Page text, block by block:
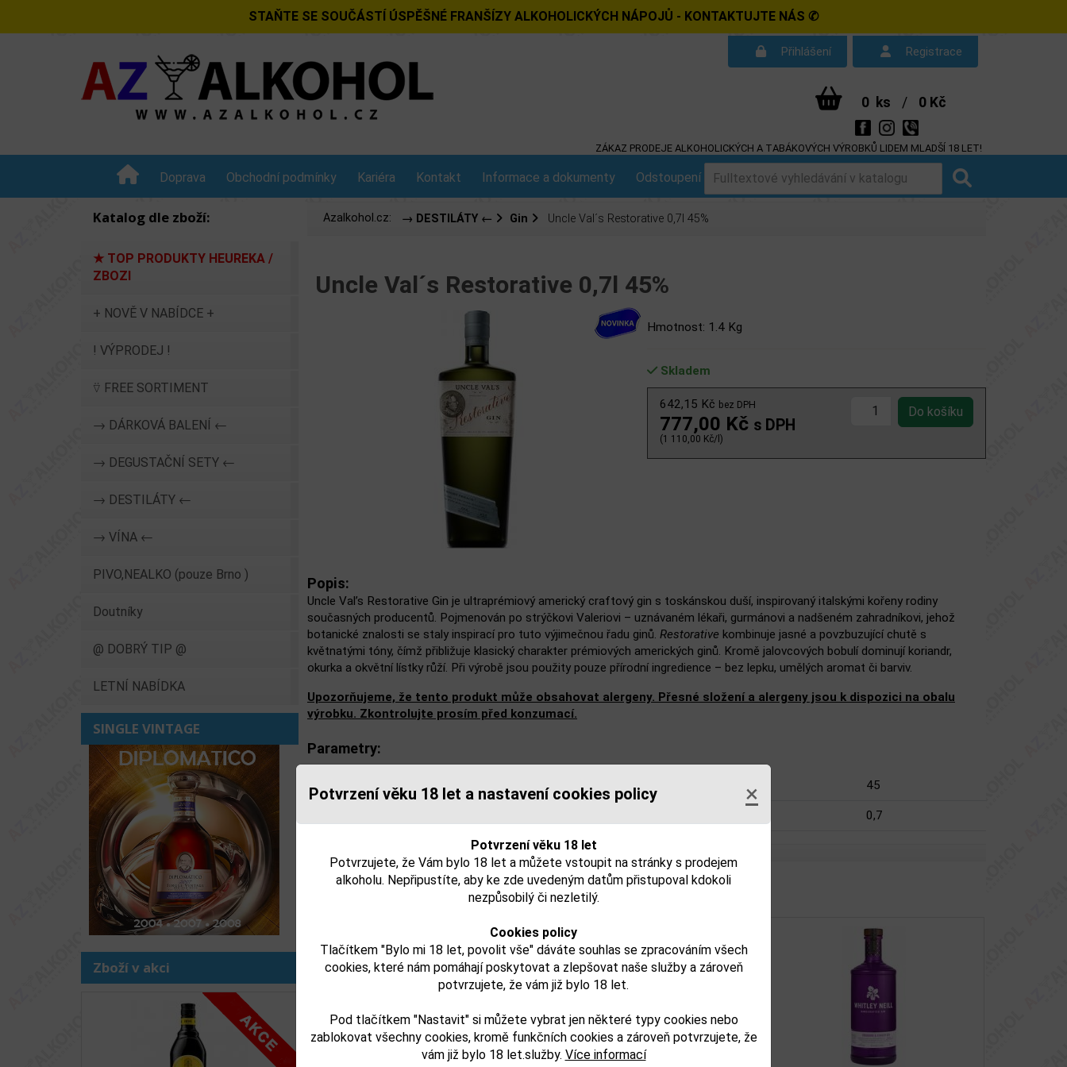
Potvrzení věku 18 let a nastavení cookies policy ×
Potvrzení věku 18 let
Potvrzujete, že Vám bylo 18 let a můžete vstoupit na stránky s prodejem
alkoholu. Nepřipustíte, aby ke zde uvedeným datům přistupoval kdokoli
nezpůsobilý či nezletilý.
Cookies policy
Tlačítkem "Bylo mi 18 let, povolit vše" dáváte souhlas se zpracováním všech
cookies, které nám pomáhají poskytovat a zlepšovat naše služby a zároveň
potvrzujete, že vám již bylo 18 let.
Pod tlačítkem "Nastavit" si můžete vybrat jen některé typy cookies nebo
zablokovat všechny cookies, kromě funkčních cookies a zároveň potvrzujete, že
vám již bylo 18 let.služby. Více informací
STAŇTE SE SOUČÁSTÍ ÚSPĚŠNÉ FRANŠÍZY ALKOHOLICKÝCH NÁPOJŮ - KONTAKTUJTE NÁS ✆
Přihlášení Registrace
0 ks / 0 Kč
ZÁKAZ PRODEJE ALKOHOLICKÝCH A TABÁKOVÝCH VÝROBKŮ LIDEM MLADŠÍ 18 LET!
Doprava Obchodní podmínky Kariéra Kontakt Informace a dokumenty Odstoupení od smlouvy Dotazy
Katalog dle zboží:
★ TOP PRODUKTY HEUREKA /
ZBOZI
+ NOVĚ V NABÍDCE +
! VÝPRODEJ !
⍢ FREE SORTIMENT
→ DÁRKOVÁ BALENÍ ←
→ DEGUSTAČNÍ SETY ←
→ DESTILÁTY ←
→ VÍNA ←
PIVO,NEALKO (pouze Brno )
Doutníky
@ DOBRÝ TIP @
LETNÍ NABÍDKA
SINGLE VINTAGE
Zboží v akci
Azalkohol.cz: → DESTILÁTY ← Gin Uncle Val´s Restorative 0,7l 45%
Uncle Val´s Restorative 0,7l 45%
Hmotnost: 1.4 Kg
Skladem
642,15 Kč bez DPH
777,00 Kč s DPH
(1 110,00 Kč/l)
Popis:
Uncle Val’s Restorative Gin je ultraprémiový americký craftový gin s toskánskou duší, inspirovaný italskými kořeny rodiny
současných producentů. Pojmenován po strýčkovi Valeriovi – uznávaném lékaři, gurmánovi a nadšeném zahradníkovi, jehož
botanické znalosti se staly inspirací pro tuto výjimečnou řadu ginů. Restorative kombinuje jasné a povzbuzující chutě s
květnatými tóny, čímž přibližuje klasický charakter prémiových amerických ginů. Kromě jalovcových bobulí dominují koriandr,
okurka a okvětní lístky růží. Při výrobě jsou použity pouze přírodní ingredience – bez lepku, umělých aromat či barviv.
Upozorňujeme, že tento produkt může obsahovat alergeny. Přesné složení a alergeny jsou k dispozici na obalu
výrobku. Zkontrolujte prosím před konzumací.
Parametry:
Obsah alkoholu obj. %: 45
0,7